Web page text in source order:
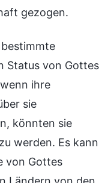
gezogen.
Status von Gottes
ihre
sie
könnten sie
werden. Es kann
von Gottes